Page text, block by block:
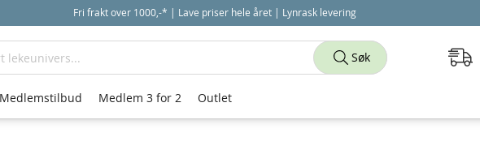
Fri frakt over 1000,-* | Lave priser hele året | Lynrask levering
Søk
Medlemstilbud Medlem 3 for 2 Outlet